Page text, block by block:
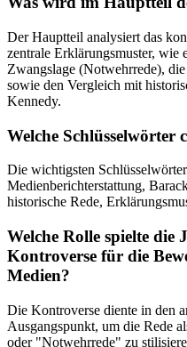
Der Hauptteil analysiert das
zentrale Erklärungsmuster, wie
Zwangslage (Notwehrrede),
sowie den Vergleich mit
Kennedy.
Welche Schlüsselwörter
Die wichtigsten
Medienberichterstattung,
historische Rede,
Welche Rolle spielte die
Kontroverse für die
Medien?
Die Kontroverse diente in den
Ausgangspunkt, um die Rede
oder "Notwehrrede" zu